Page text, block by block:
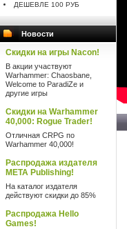
ДЕШЕВЛЕ 100 РУБ
Новости
Скидки на игры Nacon!
В акции участвуют
Warhammer: Chaosbane,
Welcome to ParadiZe и
другие игры
Скидки на Warhammer
40,000: Rogue Trader!
Отличная CRPG по
Warhammer 40,000!
Распродажа издателя
META Publishing!
На каталог издателя
действуют скидки до 85%
Распродажа Hello
Games!